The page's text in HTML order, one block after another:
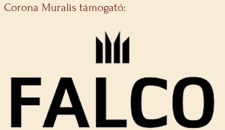
Corona Muralis támogató: